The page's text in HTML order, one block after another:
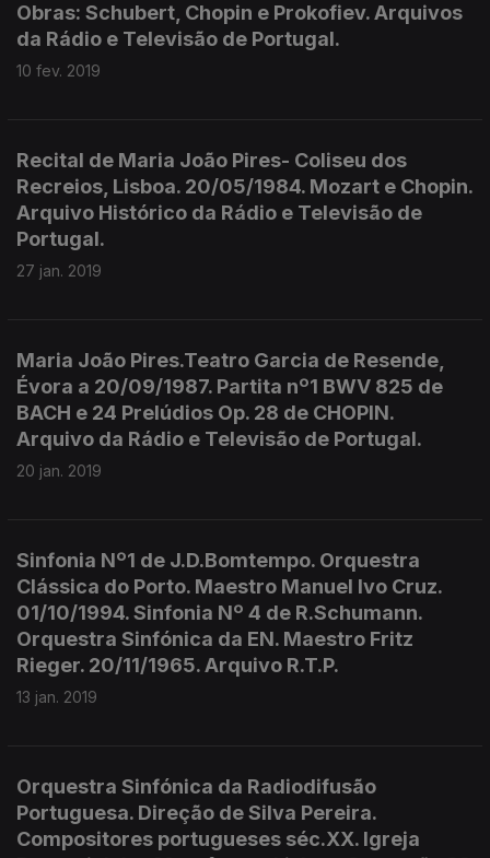
Obras: Schubert, Chopin e Prokofiev. Arquivos
da Rádio e Televisão de Portugal.
10 fev. 2019
Recital de Maria João Pires- Coliseu dos
Recreios, Lisboa. 20/05/1984. Mozart e Chopin.
Arquivo Histórico da Rádio e Televisão de
Portugal.
27 jan. 2019
Maria João Pires.Teatro Garcia de Resende,
Évora a 20/09/1987. Partita nº1 BWV 825 de
BACH e 24 Prelúdios Op. 28 de CHOPIN.
Arquivo da Rádio e Televisão de Portugal.
20 jan. 2019
Sinfonia Nº1 de J.D.Bomtempo. Orquestra
Clássica do Porto. Maestro Manuel Ivo Cruz.
01/10/1994. Sinfonia Nº 4 de R.Schumann.
Orquestra Sinfónica da EN. Maestro Fritz
Rieger. 20/11/1965. Arquivo R.T.P.
13 jan. 2019
Orquestra Sinfónica da Radiodifusão
Portuguesa. Direção de Silva Pereira.
Compositores portugueses séc.XX. Igreja